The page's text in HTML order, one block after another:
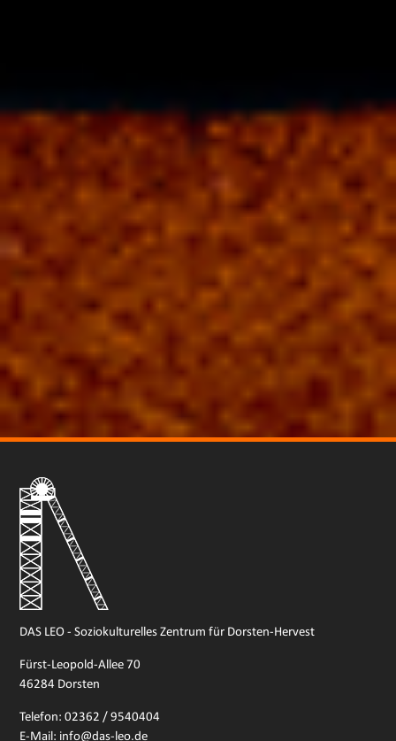
DAS LEO - Soziokulturelles Zentrum für Dorsten-Hervest
Fürst-Leopold-Allee 70
46284 Dorsten
Telefon: 02362 / 9540404
E-Mail: info@das-leo.de